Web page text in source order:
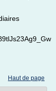
Haut de page